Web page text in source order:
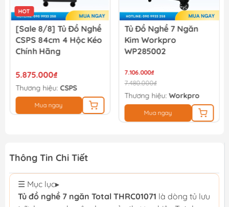
HOT
[Sale 8/8] Tủ Đồ Nghề
CSPS 84cm 4 Hộc Kéo
Chính Hãng
5.875.000₫
Thương hiệu: CSPS
Mua ngay
Tủ Đồ Nghề 7 Ngăn
Kim Workpro
WP285002
7.106.000₫
7.480.000₫
Thương hiệu:Workpro
Mua ngay
Thông Tin Chi Tiết
☰ Mục lục▸
Tủ đồ nghề 7 ngăn Total THRC01071 là dòng tủ lưu